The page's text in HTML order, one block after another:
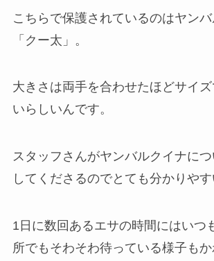
こちらで保護されているのはヤン
「クー太」。
大きさは両手を合わせたほどサイ
いらしいんです。
スタッフさんがヤンバルクイナに
してくださるのでとても分かりやす
1日に数回あるエサの時間にはいつ
所でもそわそわ待っている様子もか